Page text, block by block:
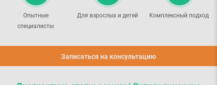
Опытные
специалисты
Для взрослых и детей Комплексный подход
Записаться на консультацию